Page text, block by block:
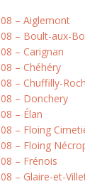
08 – Aiglemont
08 – Boult-aux-
08 – Carignan
08 – Chéhéry
08 – Chuffilly-
08 – Donchery
08 – Élan
08 – Floing
08 – Floing
08 – Frénois
08 – Glaire-et-